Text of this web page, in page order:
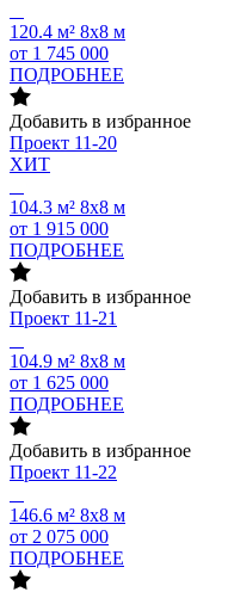
120.4 м² 8х8 м
от 1 745 000
ПОДРОБНЕЕ
Добавить в избранное
Проект 11-20
ХИТ
104.3 м² 8х8 м
от 1 915 000
ПОДРОБНЕЕ
Добавить в избранное
Проект 11-21
104.9 м² 8х8 м
от 1 625 000
ПОДРОБНЕЕ
Добавить в избранное
Проект 11-22
146.6 м² 8х8 м
от 2 075 000
ПОДРОБНЕЕ